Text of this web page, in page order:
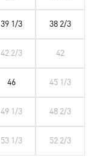
38 2/3
39 1/3
42
42 2/3
45 1/3
46
48 2/3
49 1/3
52 2/3
53 1/3